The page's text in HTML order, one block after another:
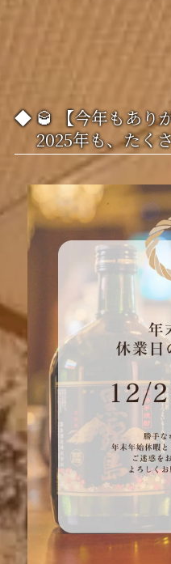
🥃 【今年もあり
2025年も、たく